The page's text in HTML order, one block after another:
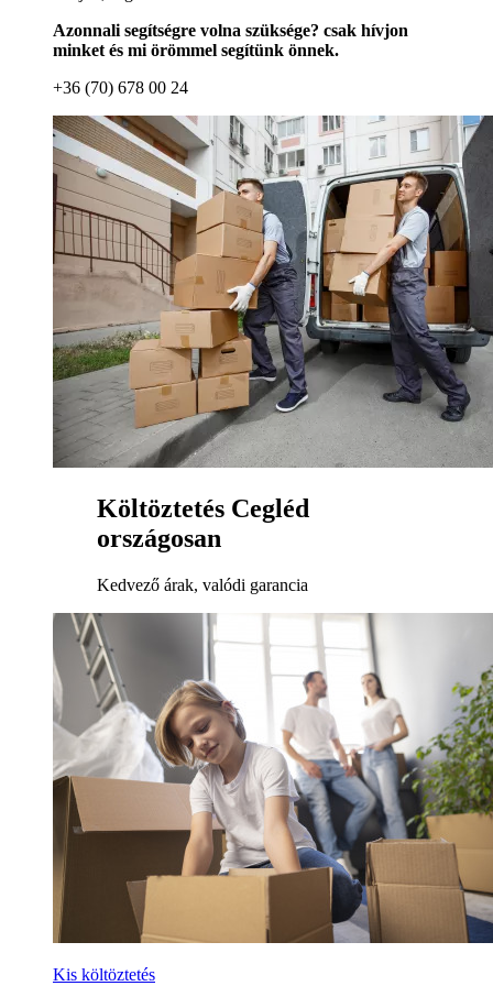
Azonnali segítségre volna szüksége? csak hívjon
minket és mi örömmel segítünk önnek.
+36 (70) 678 00 24
Költöztetés Cegléd
országosan
Kedvező árak, valódi garancia
Kis költöztetés